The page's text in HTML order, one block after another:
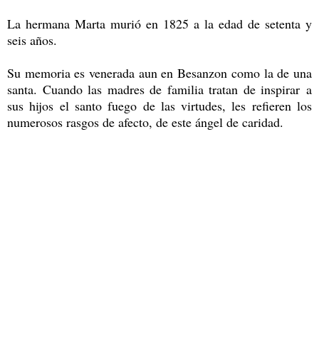
La hermana Marta murió en 1825 a la edad de setenta y
seis años.
Su memoria es venerada aun en Besanzon como la de una
santa. Cuando las madres de familia tratan de inspirar a
sus hijos el santo fuego de las virtudes, les refieren los
numerosos rasgos de afecto, de este ángel de caridad.